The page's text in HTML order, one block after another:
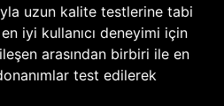
uzun kalite testlerine tabi
iyi kullanıcı deneyimi için
arasından birbiri ile en
test edilerek